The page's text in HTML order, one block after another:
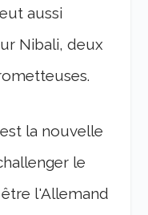
aussi
Nibali, deux
la nouvelle
le
l'Allemand